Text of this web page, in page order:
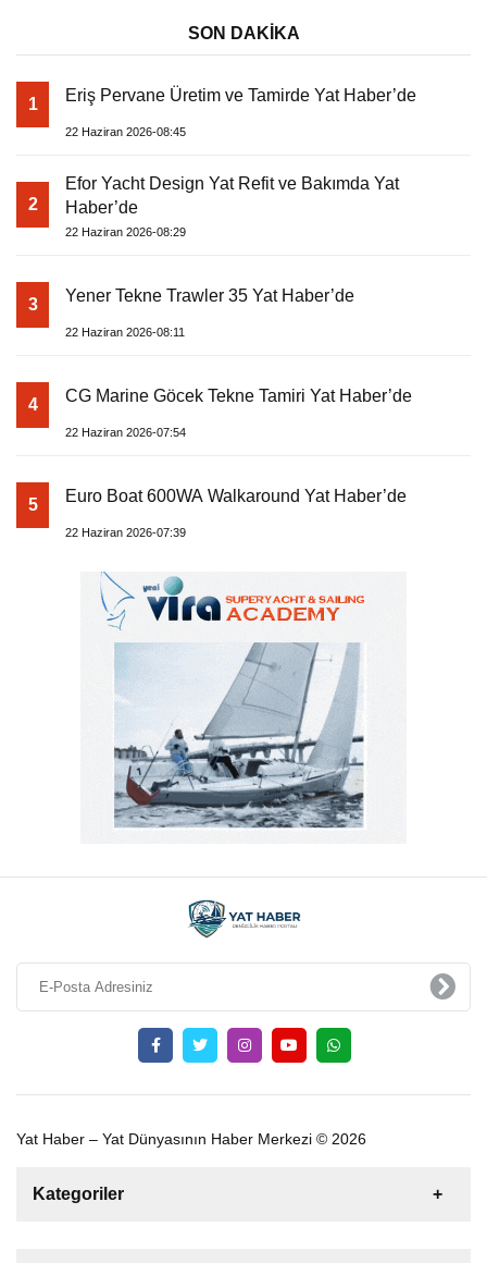
SON DAKİKA
1 Eriş Pervane Üretim ve Tamirde Yat Haber’de
22 Haziran 2026-08:45
2
Efor Yacht Design Yat Refit ve Bakımda Yat
Haber’de
22 Haziran 2026-08:29
3 Yener Tekne Trawler 35 Yat Haber’de
22 Haziran 2026-08:11
4 CG Marine Göcek Tekne Tamiri Yat Haber’de
22 Haziran 2026-07:54
5 Euro Boat 600WA Walkaround Yat Haber’de
22 Haziran 2026-07:39
Yat Haber – Yat Dünyasının Haber Merkezi © 2026
Kategoriler